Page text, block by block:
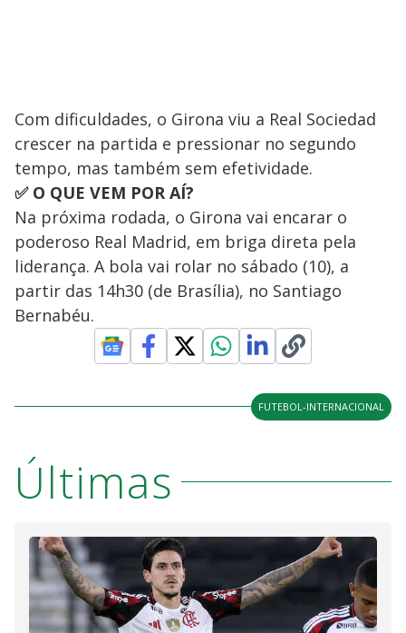
Com dificuldades, o Girona viu a Real Sociedad
crescer na partida e pressionar no segundo
tempo, mas também sem efetividade.
✅ O QUE VEM POR AÍ?
Na próxima rodada, o Girona vai encarar o
poderoso Real Madrid, em briga direta pela
liderança. A bola vai rolar no sábado (10), a
partir das 14h30 (de Brasília), no Santiago
Bernabéu.
FUTEBOL-INTERNACIONAL
Últimas